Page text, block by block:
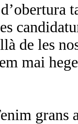
de les
mai
grans